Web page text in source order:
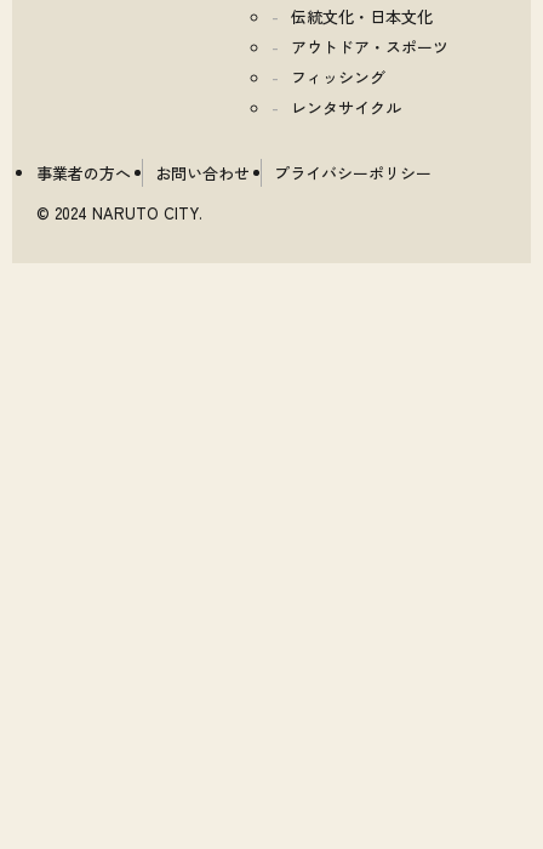
伝統文化・日本文化
アウトドア・スポーツ
フィッシング
レンタサイクル
事業者の方へ お問い合わせ
プライバシーポリシー
© 2024 NARUTO CITY.